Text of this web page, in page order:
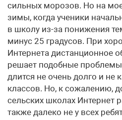
сильных морозов. Но на
зимы, когда ученики
в школу из-за понижения
минус 25 градусов. При
Интернета дистанционное
решает подобные
длится не очень долго и не
классов. Но, к сожалению,
сельских школах Интернет
также далеко не у всех